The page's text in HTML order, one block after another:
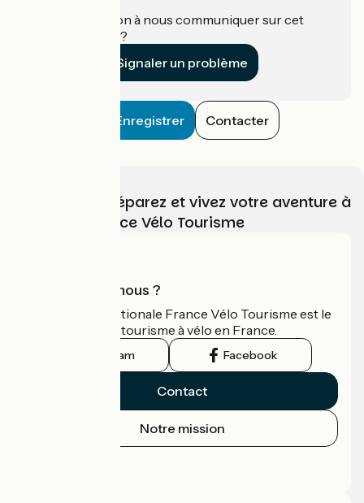
Une information à nous communiquer sur cet
établissement ?
Signaler un problème
Enregistrer Contacter
Choisissez, préparez et vivez votre aventure à
vélo avec France Vélo Tourisme
Qui sommes-nous ?
L'association nationale France Vélo Tourisme est le
guide officiel du tourisme à vélo en France.
Instagram Facebook
Contact
Notre mission